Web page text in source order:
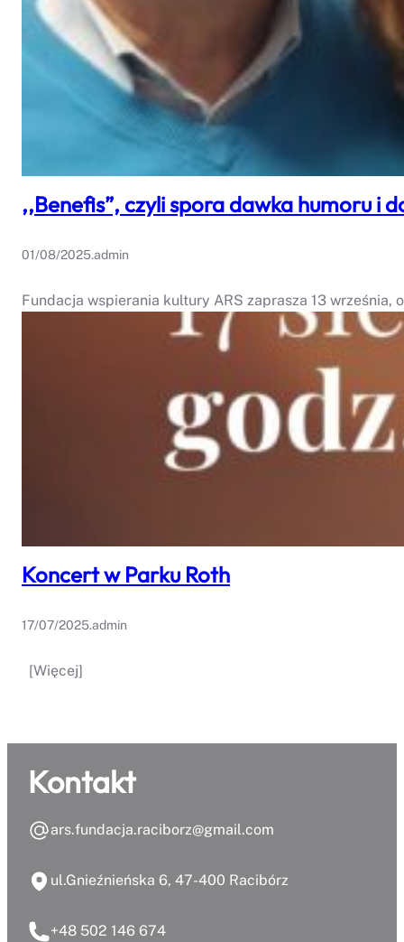
,,Benefis”, czyli spora dawka humoru i
01/08/2025.admin
Fundacja wspierania kultury ARS zaprasza 13
Koncert w Parku Roth
17/07/2025.admin
[Więcej]
Kontakt
ars.fundacja.raciborz@gmail.com
ul.Gnieźnieńska 6, 47-400 Racibórz
+48 502 146 674